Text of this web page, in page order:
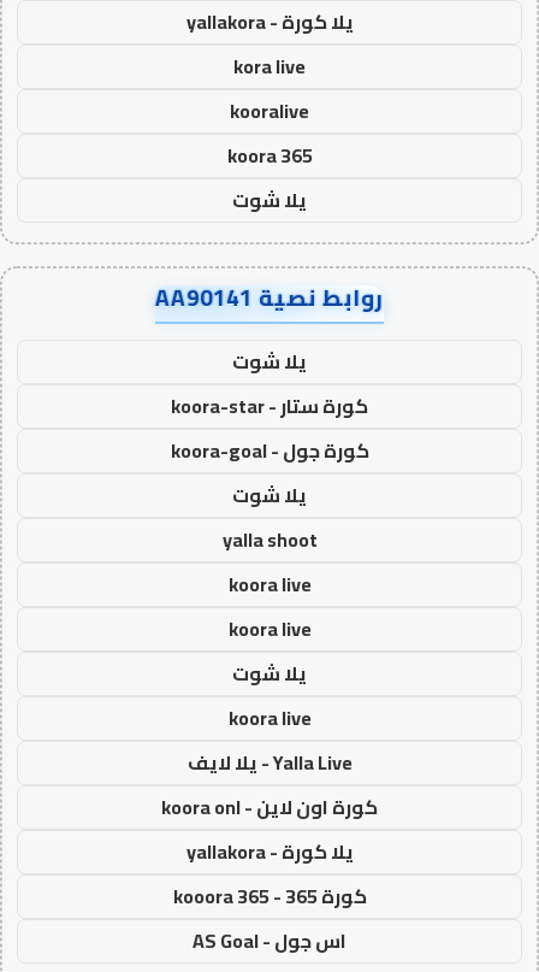
يلا كورة - yallakora
kora live
kooralive
koora 365
يلا شوت
روابط نصية AA90141
يلا شوت
كورة ستار - koora-star
كورة جول - koora-goal
يلا شوت
yalla shoot
koora live
koora live
يلا شوت
koora live
Yalla Live - يلا لايف
كورة اون لاين - koora onl
يلا كورة - yallakora
كورة 365 - kooora 365
اس جول - AS Goal